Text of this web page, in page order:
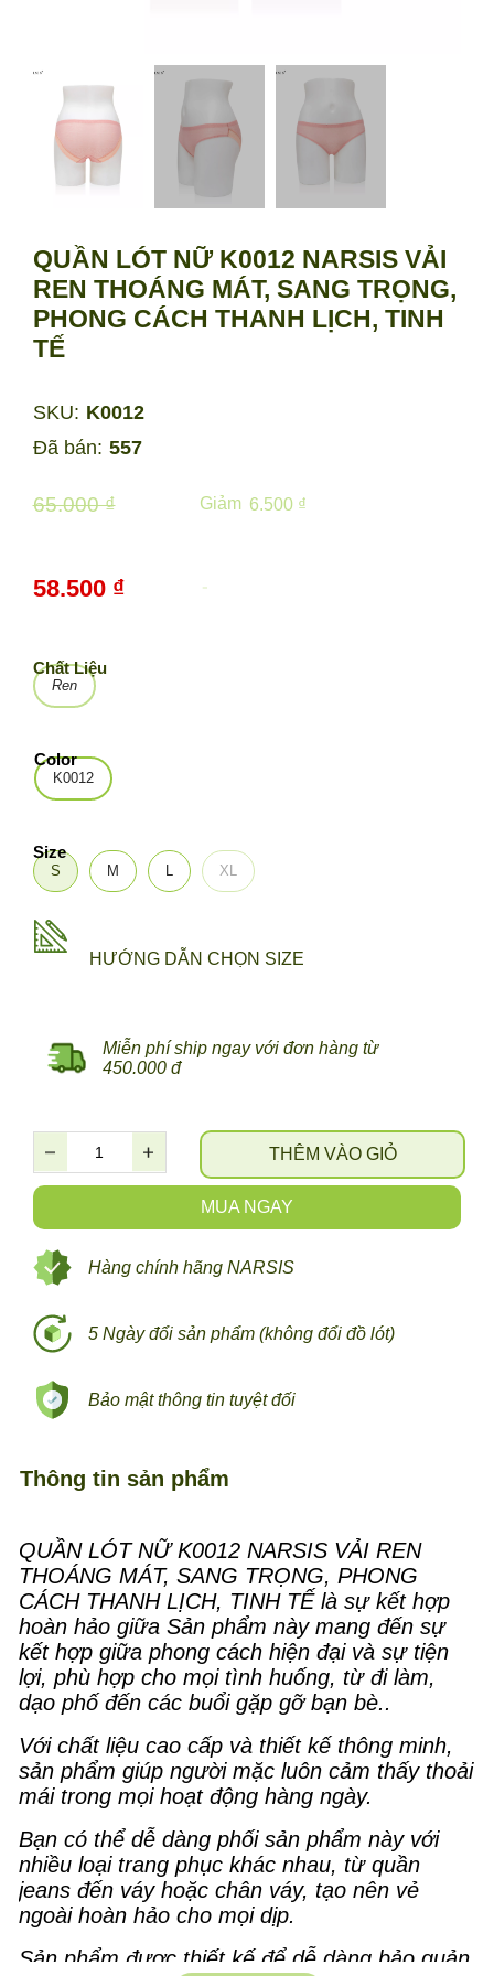
QUẦN LÓT NỮ K0012 NARSIS VẢI
REN THOÁNG MÁT, SANG TRỌNG,
PHONG CÁCH THANH LỊCH, TINH
TẾ
Đã bán: 557
S M L XL
Size
Ren
Chất Liệu
K0012
Color
MUA NGAY
THÊM VÀO GIỎ
HƯỚNG DẪN CHỌN SIZE
Miễn phí ship ngay với đơn hàng từ
450.000 đ
-
58.500 ₫
5 Ngày đổi sản phẩm (không đổi đồ lót)
Bảo mật thông tin tuyệt đối
Hàng chính hãng NARSIS
65.000 ₫ 6.500 ₫
Giảm
SKU: K0012
Thông tin sản phẩm
QUẦN LÓT NỮ K0012 NARSIS VẢI REN
THOÁNG MÁT, SANG TRỌNG, PHONG
CÁCH THANH LỊCH, TINH TẾ là sự kết hợp
hoàn hảo giữa Sản phẩm này mang đến sự
kết hợp giữa phong cách hiện đại và sự tiện
lợi, phù hợp cho mọi tình huống, từ đi làm,
dạo phố đến các buổi gặp gỡ bạn bè..
Với chất liệu cao cấp và thiết kế thông minh,
sản phẩm giúp người mặc luôn cảm thấy thoải
mái trong mọi hoạt động hàng ngày.
Bạn có thể dễ dàng phối sản phẩm này với
nhiều loại trang phục khác nhau, từ quần
jeans đến váy hoặc chân váy, tạo nên vẻ
ngoài hoàn hảo cho mọi dịp.
Sản phẩm được thiết kế để dễ dàng bảo quản,